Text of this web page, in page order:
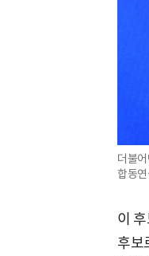
더불
합동
이
후보